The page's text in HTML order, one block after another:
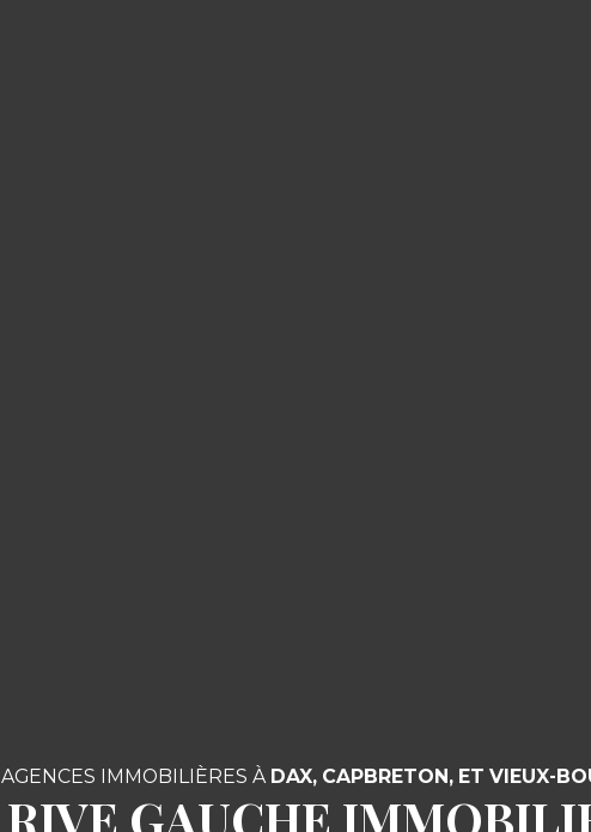
AGENCES IMMOBILIÈRES À DAX, CAPBRETON, ET VIEUX-
RIVE GAUCHE